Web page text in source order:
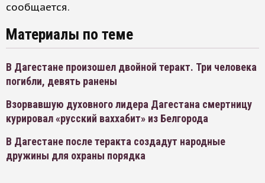
сообщается.
Материалы по теме
В Дагестане произошел двойной теракт. Три человека
погибли, девять ранены
Взорвавшую духовного лидера Дагестана смертницу
курировал «русский ваххабит» из Белгорода
В Дагестане после теракта создадут народные
дружины для охраны порядка